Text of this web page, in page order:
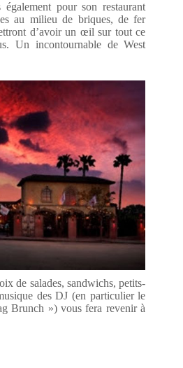
également pour son restaurant
au milieu de briques, de fer
d’avoir un œil sur tout ce
Un incontournable de West
de salades, sandwichs, petits-
des DJ (en particulier le
Brunch ») vous fera revenir à